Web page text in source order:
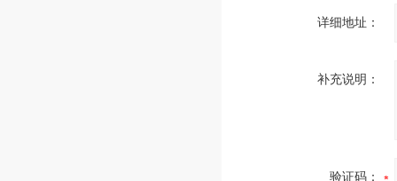
详细地址：
补充说明：
验证码：